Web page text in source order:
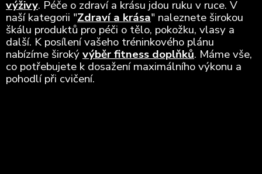
výživy. Péče o zdraví a krásu jdou ruku v ruce. V
naší kategorii "Zdraví a krása" naleznete širokou
škálu produktů pro péči o tělo, pokožku, vlasy a
další. K posílení vašeho tréninkového plánu
nabízíme širokývýběr fitness doplňků. Máme vše,
co potřebujete k dosažení maximálního výkonu a
pohodlí při cvičení.